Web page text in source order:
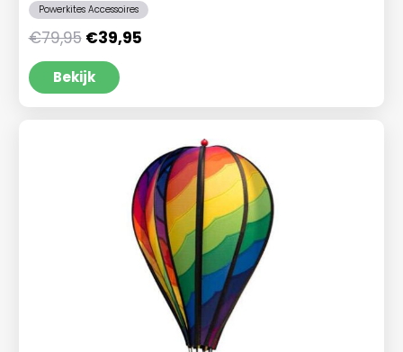
Powerkites Accessoires
€79,95 Oorspronkelijke
prijs
was:
€79,95.
€39,95Huidige
Bekijk